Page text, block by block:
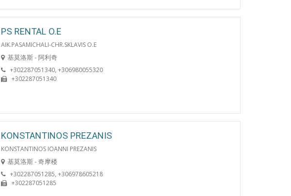
PS RENTAL O.E
AIK.PASAMICHALI-CHR.SKLAVIS O.E
基莫洛斯 - 阿利奇
+302287051340, +306980055320
+302287051340
KONSTANTINOS PREZANIS
KONSTANTINOS IOANNI PREZANIS
基莫洛斯 - 奇摩楼
+302287051285, +306978605218
+302287051285